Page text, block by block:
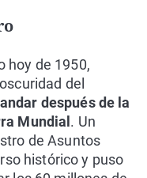
hoy de 1950,
del
después de la
Mundial . Un
de Asuntos
histórico y puso